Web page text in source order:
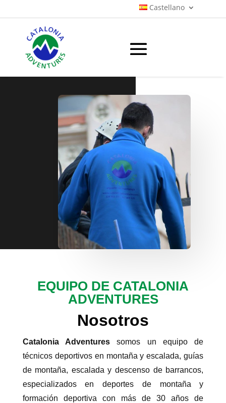
Castellano
EQUIPO DE CATALONIA
ADVENTURES
Nosotros
Catalonia Adventures somos un equipo de
técnicos deportivos en montaña y escalada, guías
de montaña, escalada y descenso de barrancos,
especializados en deportes de montaña y
formación deportiva con más de 30 años de